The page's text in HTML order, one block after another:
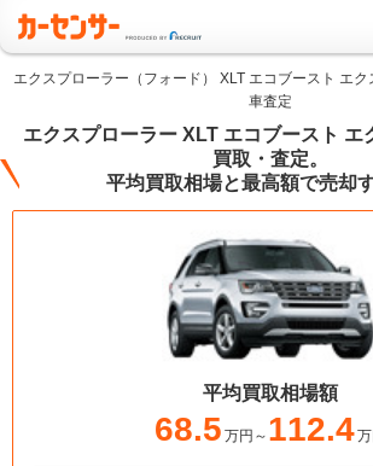
エクスプローラー（フォード） XLT エコブースト エク
車査定
エクスプローラー XLT エコブースト エ
買取・査定。
平均買取相場と最高額で売却
平均買取相場額
68.5 万円～ 112.4